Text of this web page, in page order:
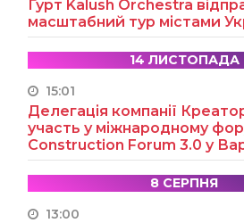
Гурт Kalush Orchestra
масштабний тур містами
14 ЛИСТОПАДА
15:01
Делегація компанії
участь у міжнародному
Construction Forum 3.0 у
8 СЕРПНЯ
13:00